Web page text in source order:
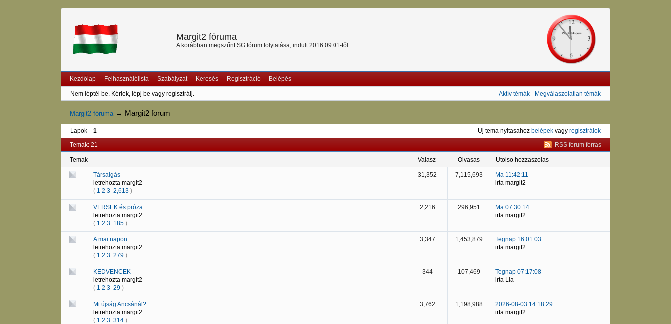
Margit2 fóruma
A korábban megszűnt SG fórum folytatása, indult 2016.09.01-től.
Kezdőlap Felhasználólista Szabályzat Keresés Regisztráció Belépés
Nem léptél be. Kérlek, lépj be vagy regisztrálj. Aktív témák Megválaszolatlan témák
Margit2 fóruma → Margit2 forum
Lapok 1 Uj tema nyitasahoz belépek vagy regisztrálok
RSS forum forras
Temak: 21
Temak valasz olvasas utolso hozzaszolas
Társalgás
letrehozta margit2
( 1 2 3 2,613 )
31,352 7,115,693
Ma 11:42:11
irta margit2
VERSEK és próza...
letrehozta margit2
( 1 2 3 185 )
2,216 296,951
Ma 07:30:14
irta margit2
A mai napon...
letrehozta margit2
( 1 2 3 279 )
3,347 1,453,879
Tegnap 16:01:03
irta margit2
KEDVENCEK
letrehozta margit2
( 1 2 3 29 )
344 107,469
Tegnap 07:17:08
irta Lia
Mi újság Ancsánál?
letrehozta margit2
( 1 2 3 314 )
3,762 1,198,988
2026-08-03 14:18:29
irta margit2